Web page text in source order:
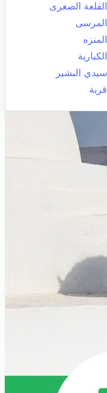
القلعة الصغرى
المرسى
المنزه
الكبارية
سيدي البشير
قربة